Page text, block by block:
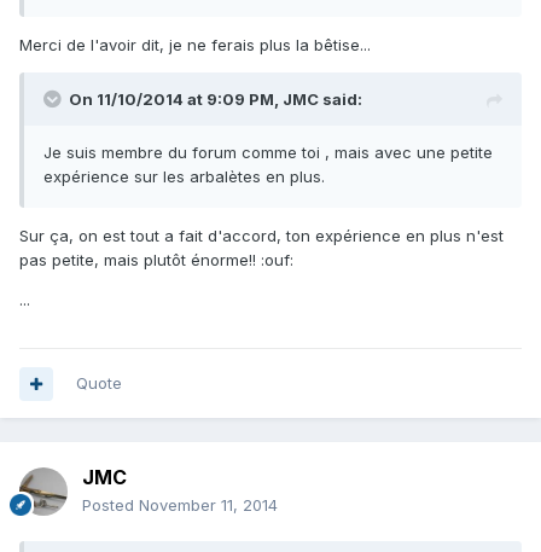
Merci de l'avoir dit, je ne ferais plus la bêtise...
On 11/10/2014 at 9:09 PM, JMC said:
Je suis membre du forum comme toi , mais avec une petite
expérience sur les arbalètes en plus.
Sur ça, on est tout a fait d'accord, ton expérience en plus n'est
pas petite, mais plutôt énorme!! :ouf:
...
Quote
JMC
Posted November 11, 2014